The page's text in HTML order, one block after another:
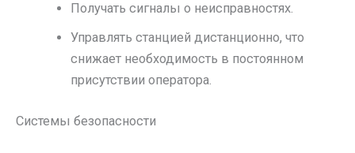
Получать сигналы о неисправностях.
Управлять станцией дистанционно, что
снижает необходимость в постоянном
присутствии оператора.
Системы безопасности